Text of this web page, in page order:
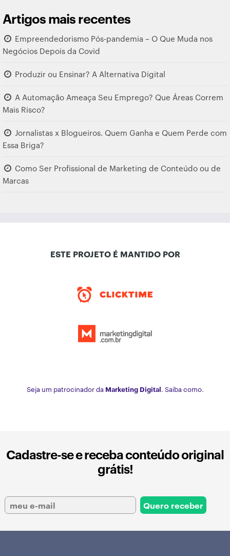
Artigos mais recentes
Empreendedorismo Pós-pandemia – O Que Muda nos
Negócios Depois da Covid
Produzir ou Ensinar? A Alternativa Digital
A Automação Ameaça Seu Emprego? Que Áreas Correm
Mais Risco?
Jornalistas x Blogueiros. Quem Ganha e Quem Perde com
Essa Briga?
Como Ser Profissional de Marketing de Conteúdo ou de
Marcas
ESTE PROJETO É MANTIDO POR
Seja um patrocinador da Marketing Digital. Saiba como.
Cadastre-se e receba conteúdo original
grátis!